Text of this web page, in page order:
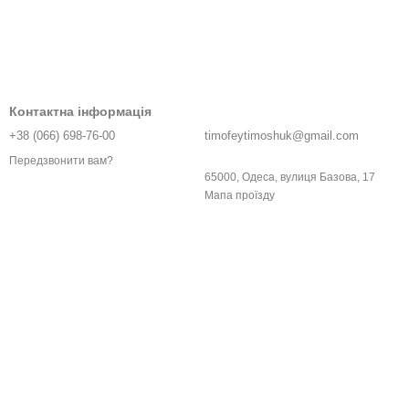
Контактна інформація
+38 (066) 698-76-00
Передзвонити вам?
timofeytimoshuk@gmail.com
65000, Одеса, вулиця Базова, 17
Мапа проїзду